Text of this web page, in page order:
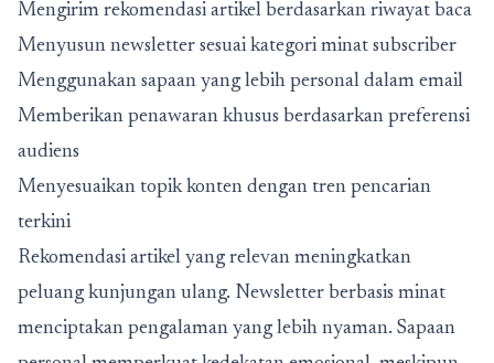
Mengirim rekomendasi artikel berdasarkan riwayat baca
Menyusun newsletter sesuai kategori minat subscriber
Menggunakan sapaan yang lebih personal dalam email
Memberikan penawaran khusus berdasarkan preferensi
audiens
Menyesuaikan topik konten dengan tren pencarian
terkini
Rekomendasi artikel yang relevan meningkatkan
peluang kunjungan ulang. Newsletter berbasis minat
menciptakan pengalaman yang lebih nyaman. Sapaan